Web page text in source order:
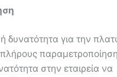
δυνατότητα για την
πλήρους
στην εταιρεία να